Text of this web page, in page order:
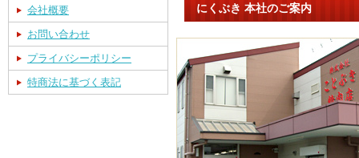
会社概要
お問い合わせ
プライバシーポリシー
特商法に基づく表記
にくぶき 本社のご案内